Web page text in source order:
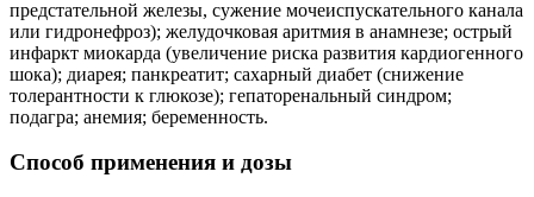
предстательной железы, сужение мочеиспускательного канала
или гидронефроз); желудочковая аритмия в анамнезе; острый
инфаркт миокарда (увеличение риска развития кардиогенного
шока); диарея; панкреатит; сахарный диабет (снижение
толерантности к глюкозе); гепаторенальный синдром;
подагра; анемия; беременность.
Способ применения и дозы